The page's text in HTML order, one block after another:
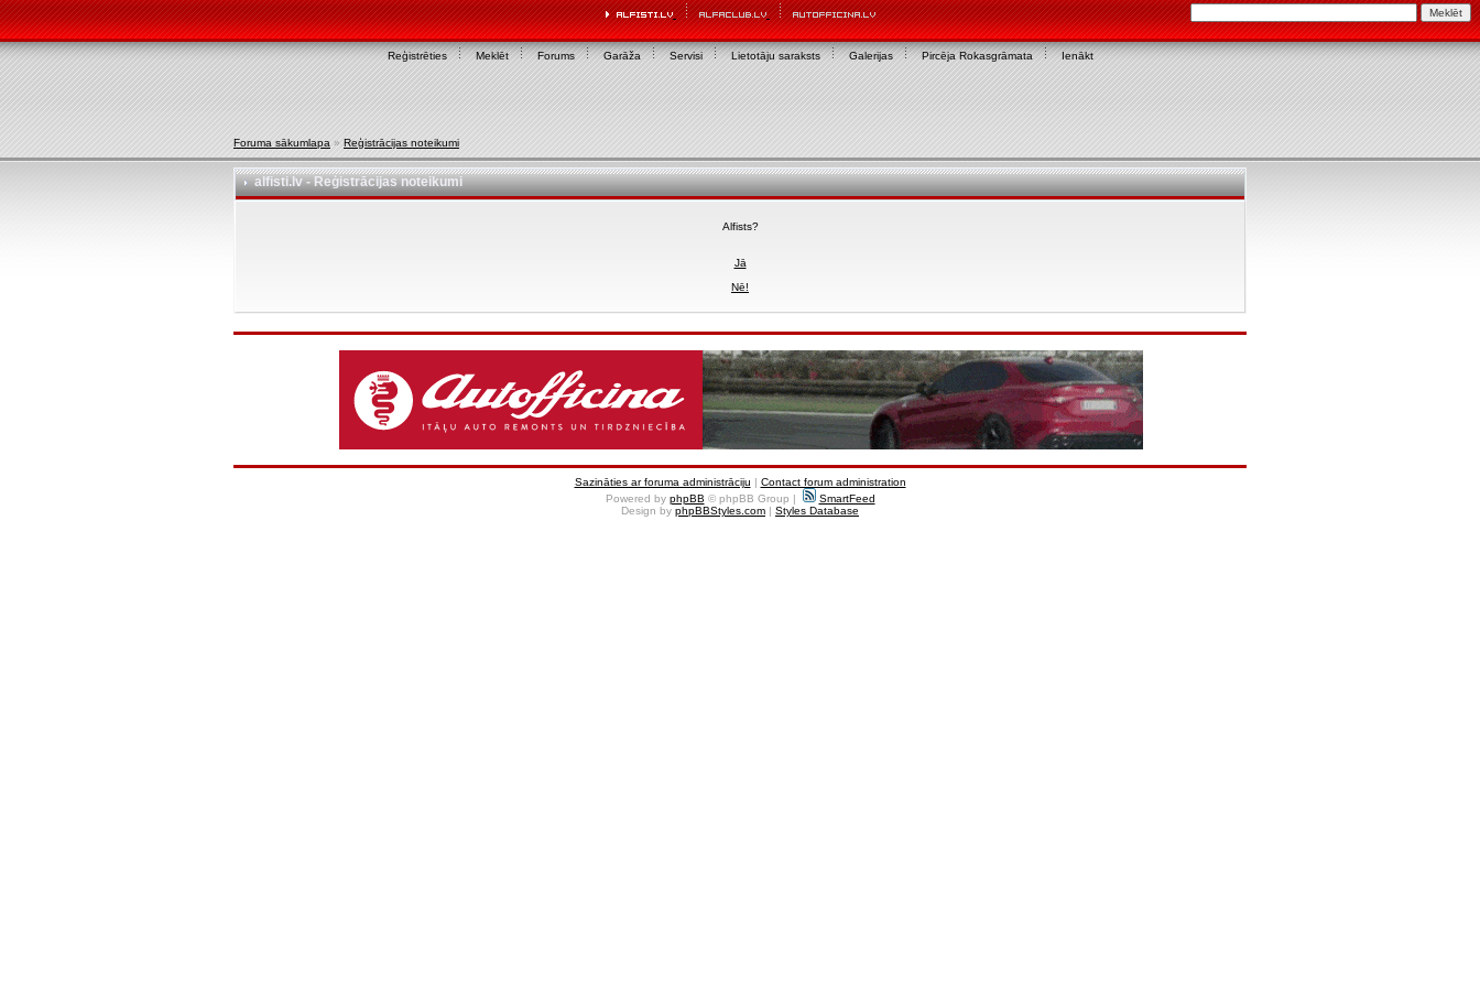
Reģistrēties Meklēt Forums Garāža Servisi Lietotāju saraksts Galerijas Pircēja Rokasgrāmata Ienākt
Foruma sākumlapa » Reģistrācijas noteikumi
alfisti.lv - Reģistrācijas noteikumi
Alfists?
Jā
Nē!
Sazināties ar foruma administrāciju | Contact forum administration
Powered by phpBB © phpBB Group |
SmartFeed
Design by phpBBStyles.com | Styles Database